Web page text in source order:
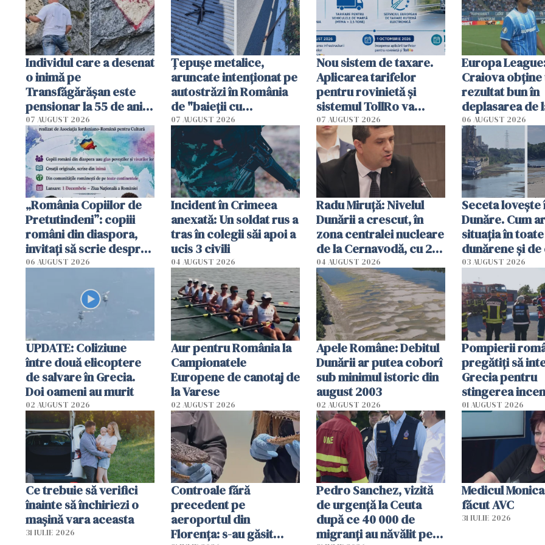
Individul care a desenat
o inimă pe
Transfăgărășan este
pensionar la 55 de ani.
Poliția l-a identificat
07 AUGUST 2026
Țepușe metalice,
aruncate intenționat pe
autostrăzi în România
de "baieții cu
platforme": "Mi-au
cerut 1200 lei să mă
tracteze"
07 AUGUST 2026
Nou sistem de taxare.
Aplicarea tarifelor
pentru rovinietă şi
sistemul TollRo va
începe la 1 octombrie
07 AUGUST 2026
Europa
Craiova obține
rezultat bun în
deplasarea de
06 AUGUST 2026
„România Copiilor de
Pretutindeni”: copiii
români din diaspora,
invitați să scrie despre
România într-un volum
06 AUGUST 2026
Incident în Crimeea
anexată: Un soldat rus a
tras în colegii săi apoi a
ucis 3 civili
04 AUGUST 2026
Radu Miruţă: Nivelul
Dunării a crescut, în
zona centralei nucleare
de la Cernavodă, cu 2
cm faţă de ziua trecută
04 AUGUST 2026
Seceta
Dunăre. Cum
situația în
dunărene și de
România
efectele, deși a
în iulie
03 AUGUST 2026
UPDATE: Coliziune
între două elicoptere
de salvare în Grecia.
Doi oameni au murit
02 AUGUST 2026
Aur pentru România la
Campionatele
Europene de canotaj de
la Varese
02 AUGUST 2026
Apele Române: Debitul
Dunării ar putea coborî
sub minimul istoric din
august 2003
02 AUGUST 2026
Pompierii
pregătiţi să
Grecia pentru
stingerea
01 AUGUST 2026
Ce trebuie să verifici
înainte să închiriezi o
mașină vara aceasta
31 IULIE 2026
Controale fără
precedent pe
aeroportul din
Florența: s-au găsit
Pedro Sanchez, vizită
de urgență la Ceuta
după ce 40 000 de
migranți au năvălit pe
Medicul
făcut AVC
31 IULIE 2026